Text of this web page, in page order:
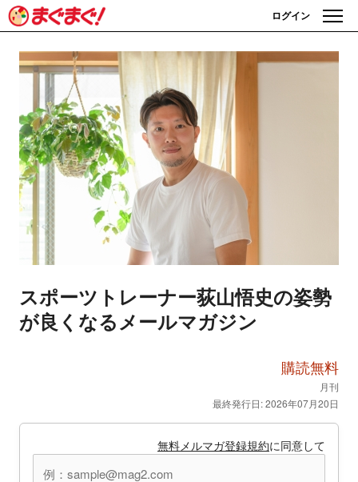
ログイン
スポーツトレーナー荻山悟史の姿勢
が良くなるメールマガジン
購読無料
月刊
最終発行日: 2026年07月20日
無料メルマガ登録規約に同意して